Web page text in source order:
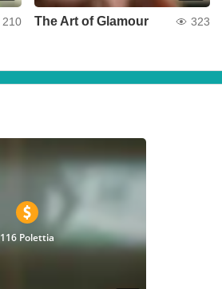
210 The Art of Glamour 323
116 Polettia